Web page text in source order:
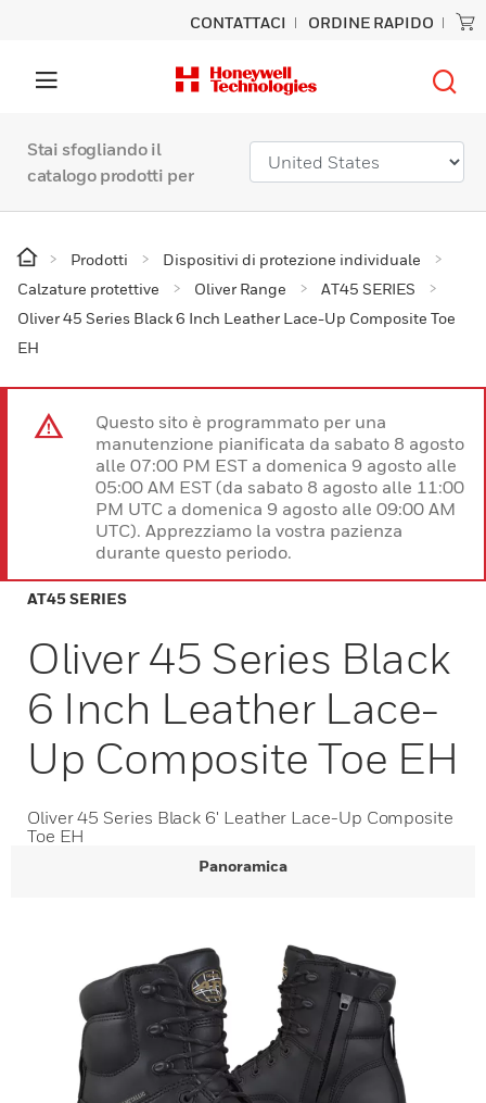
CONTATTACI ORDINE RAPIDO
Stai sfogliando il
catalogo prodotti per
Prodotti
Dispositivi di protezione individuale
Calzature protettive
Oliver Range
AT45 SERIES
Oliver 45 Series Black 6 Inch Leather Lace-Up Composite Toe
EH
Questo sito è programmato per una
manutenzione pianificata da sabato 8 agosto
alle 07:00 PM EST a domenica 9 agosto alle
05:00 AM EST (da sabato 8 agosto alle 11:00
PM UTC a domenica 9 agosto alle 09:00 AM
UTC). Apprezziamo la vostra pazienza
durante questo periodo.
AT45 SERIES
Oliver 45 Series Black
6 Inch Leather Lace-
Up Composite Toe EH
Oliver 45 Series Black 6' Leather Lace-Up Composite
Toe EH
Panoramica